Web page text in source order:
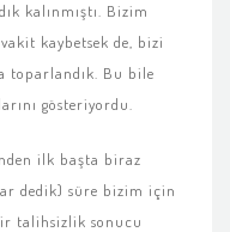
kalınmıştı. Bizim
kaybetsek de, bizi
toparlandık. Bu bile
gösteriyordu.
ilk başta biraz
dedik) süre bizim için
talihsizlik sonucu